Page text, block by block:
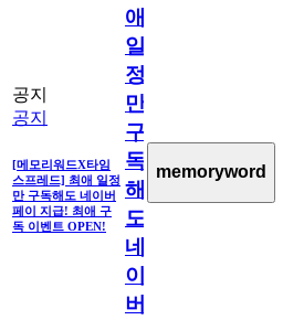
공지
공지
[메모리워드X타임
스프레드] 최애 일정
만 구독해도 네이버
페이 지급! 최애 구
독 이벤트 OPEN!
애
일
정
만
구
독
해
도
네
이
버
memoryword